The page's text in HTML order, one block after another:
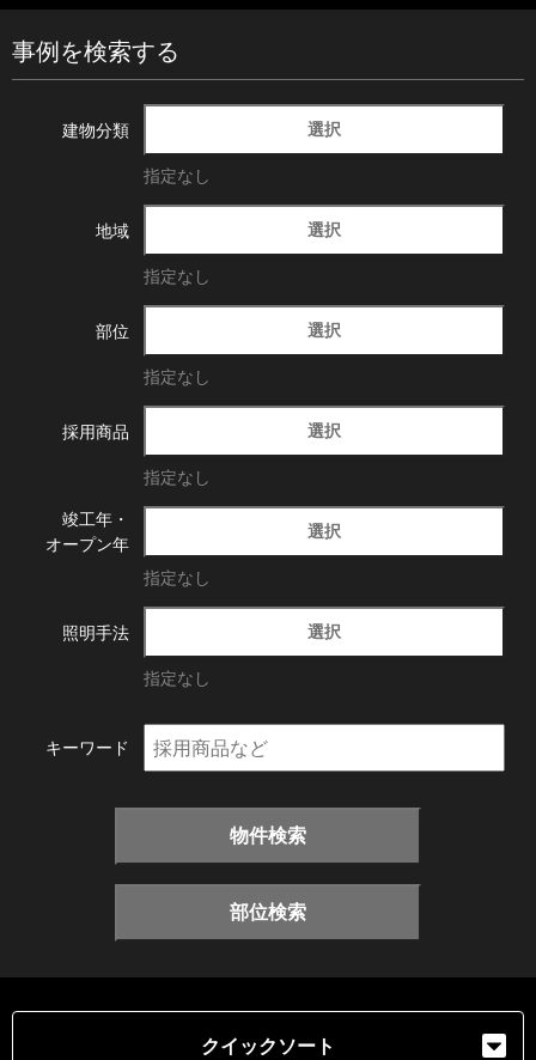
事例を検索する
建物分類 選択
指定なし
地域 選択
指定なし
部位 選択
指定なし
採用商品 選択
指定なし
竣工年・
オープン年
選択
指定なし
照明手法 選択
指定なし
キーワード
物件検索
部位検索
クイックソート